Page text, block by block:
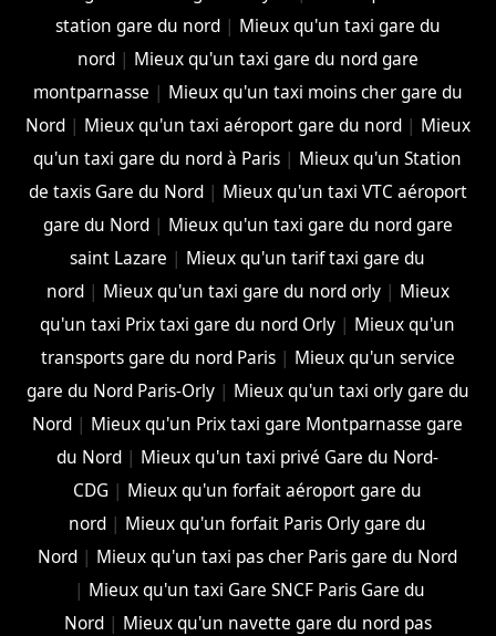
station gare du nord| Mieux qu'un taxi gare du
nord| Mieux qu'un taxi gare du nord gare
montparnasse | Mieux qu'un taxi moins cher gare du
Nord| Mieux qu'un taxi aéroport gare du nord| Mieux
qu'un taxi gare du nord à Paris | Mieux qu'un Station
de taxis Gare du Nord| Mieux qu'un taxi VTC aéroport
gare du Nord| Mieux qu'un taxi gare du nord gare
saint Lazare | Mieux qu'un tarif taxi gare du
nord| Mieux qu'un taxi gare du nord orly| Mieux
qu'un taxi Prix taxi gare du nord Orly | Mieux qu'un
transports gare du nord Paris| Mieux qu'un service
gare du Nord Paris-Orly| Mieux qu'un taxi orly gare du
Nord | Mieux qu'un Prix taxi gare Montparnasse gare
du Nord | Mieux qu'un taxi privé Gare du Nord-
CDG | Mieux qu'un forfait aéroport gare du
nord | Mieux qu'un forfait Paris Orly gare du
Nord | Mieux qu'un taxi pas cher Paris gare du Nord
| Mieux qu'un taxi Gare SNCF Paris Gare du
Nord| Mieux qu'un navette gare du nord pas